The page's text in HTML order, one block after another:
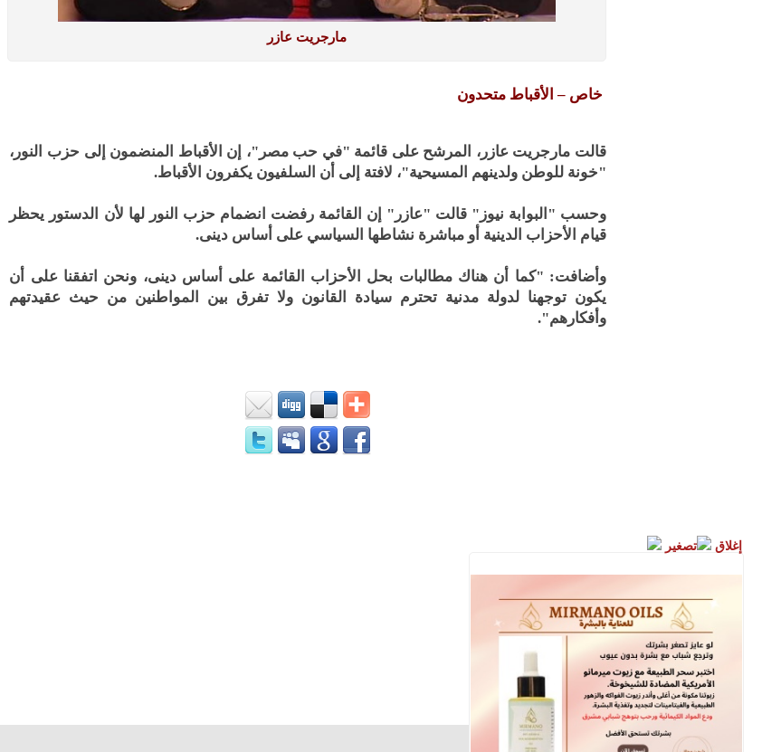
إغلاق تصغير
مارجريت عازر
خاص – الأقباط متحدون
قالت مارجريت عازر، المرشح على قائمة "في حب مصر"، إن الأقباط المنضمون إلى حزب النور،
"خونة للوطن ولدينهم المسيحية"، لافتة إلى أن السلفيون يكفرون الأقباط.
وحسب "البوابة نيوز" قالت "عازر" إن القائمة رفضت انضمام حزب النور لها لأن الدستور يحظر
قيام الأحزاب الدينية أو مباشرة نشاطها السياسي على أساس دينى.
وأضافت: "كما أن هناك مطالبات بحل الأحزاب القائمة على أساس دينى، ونحن اتفقنا على أن
يكون توجهنا لدولة مدنية تحترم سيادة القانون ولا تفرق بين المواطنين من حيث عقيدتهم
وأفكارهم".
الأقباط متحدون